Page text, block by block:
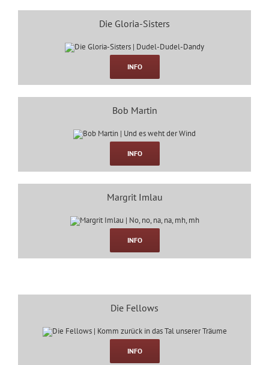
Die Gloria-Sisters
INFO
Bob Martin
INFO
Margrit Imlau
INFO
Die Fellows
INFO